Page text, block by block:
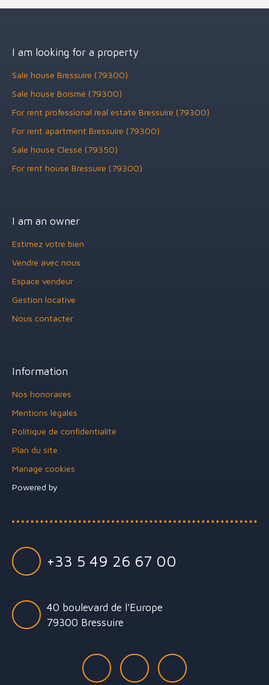
I am looking for a property
Sale house Bressuire (79300)
Sale house Boismé (79300)
For rent professional real estate Bressuire (79300)
For rent apartment Bressuire (79300)
Sale house Clessé (79350)
For rent house Bressuire (79300)
I am an owner
Estimez votre bien
Vendre avec nous
Espace vendeur
Gestion locative
Nous contacter
Information
Nos honoraires
Mentions légales
Politique de confidentialité
Plan du site
Manage cookies
Powered by
+33 5 49 26 67 00
40 boulevard de l'Europe
79300 Bressuire